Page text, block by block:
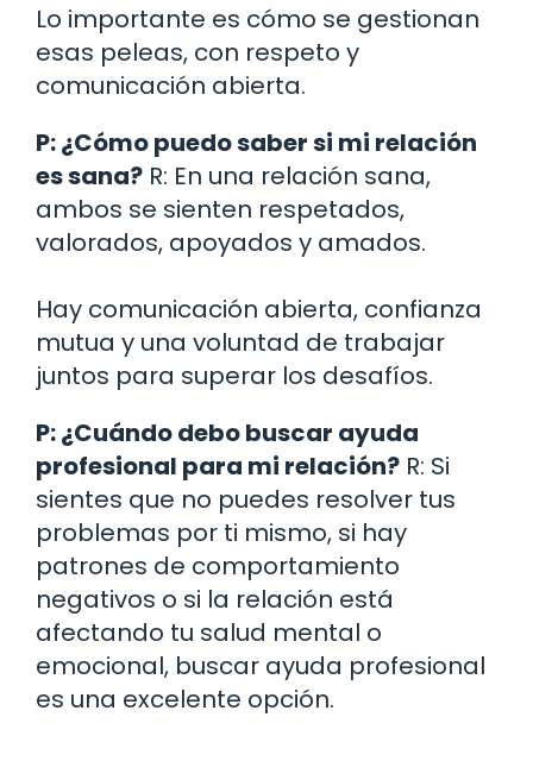
Lo importante es cómo se gestionan
esas peleas, con respeto y
comunicación abierta.
P: ¿Cómo puedo saber si mi relación
es sana? R: En una relación sana,
ambos se sienten respetados,
valorados, apoyados y amados.
Hay comunicación abierta, confianza
mutua y una voluntad de trabajar
juntos para superar los desafíos.
P: ¿Cuándo debo buscar ayuda
profesional para mi relación? R: Si
sientes que no puedes resolver tus
problemas por ti mismo, si hay
patrones de comportamiento
negativos o si la relación está
afectando tu salud mental o
emocional, buscar ayuda profesional
es una excelente opción.